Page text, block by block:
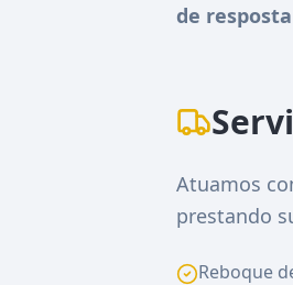
de resposta
Atuamos
prestando
Reboque